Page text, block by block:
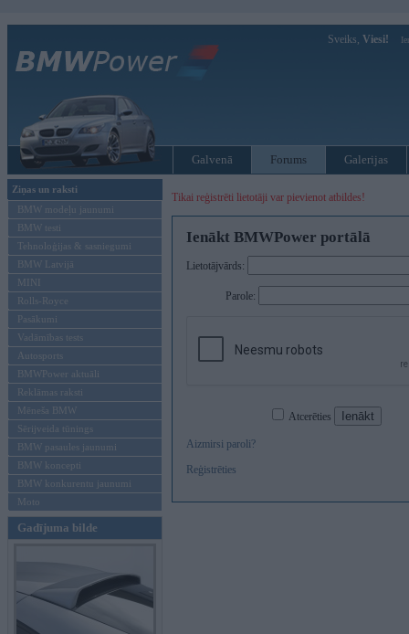
Sveiks, Viesi!
Galvenā Forums Galerijas
Ziņas un raksti
BMW modeļu jaunumi
BMW testi
Tehnoloģijas & sasniegumi
BMW Latvijā
MINI
Rolls-Royce
Pasākumi
Vadāmības tests
Autosports
BMWPower aktuāli
Reklāmas raksti
Mēneša BMW
Sērijveida tūnings
BMW pasaules jaunumi
BMW koncepti
BMW konkurentu jaunumi
Moto
Gadījuma bilde
Tikai reģistrēti lietotāji var pievienot atbildes!
Ienākt BMWPower portālā
Lietotājvārds:
Parole:
Atcerēties
Aizmirsi paroli?
Reģistrēties